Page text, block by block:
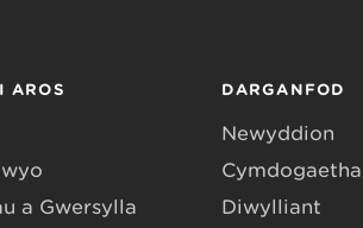
AROS
a Gwersylla
DARGANFOD
Newyddion
Diwylliant